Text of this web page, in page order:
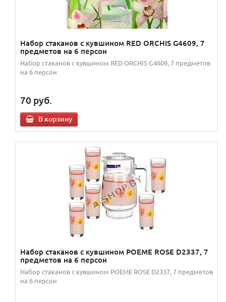
Набор стаканов с кувшином RED ORCHIS G4609, 7
предметов на 6 персон
Набор стаканов с кувшином RED ORCHIS G4609, 7 предметов
на 6 персон
70 руб.
В корзину
Набор стаканов с кувшином POEME ROSE D2337, 7
предметов на 6 персон
Набор стаканов с кувшином POEME ROSE D2337, 7 предметов
на 6 персон